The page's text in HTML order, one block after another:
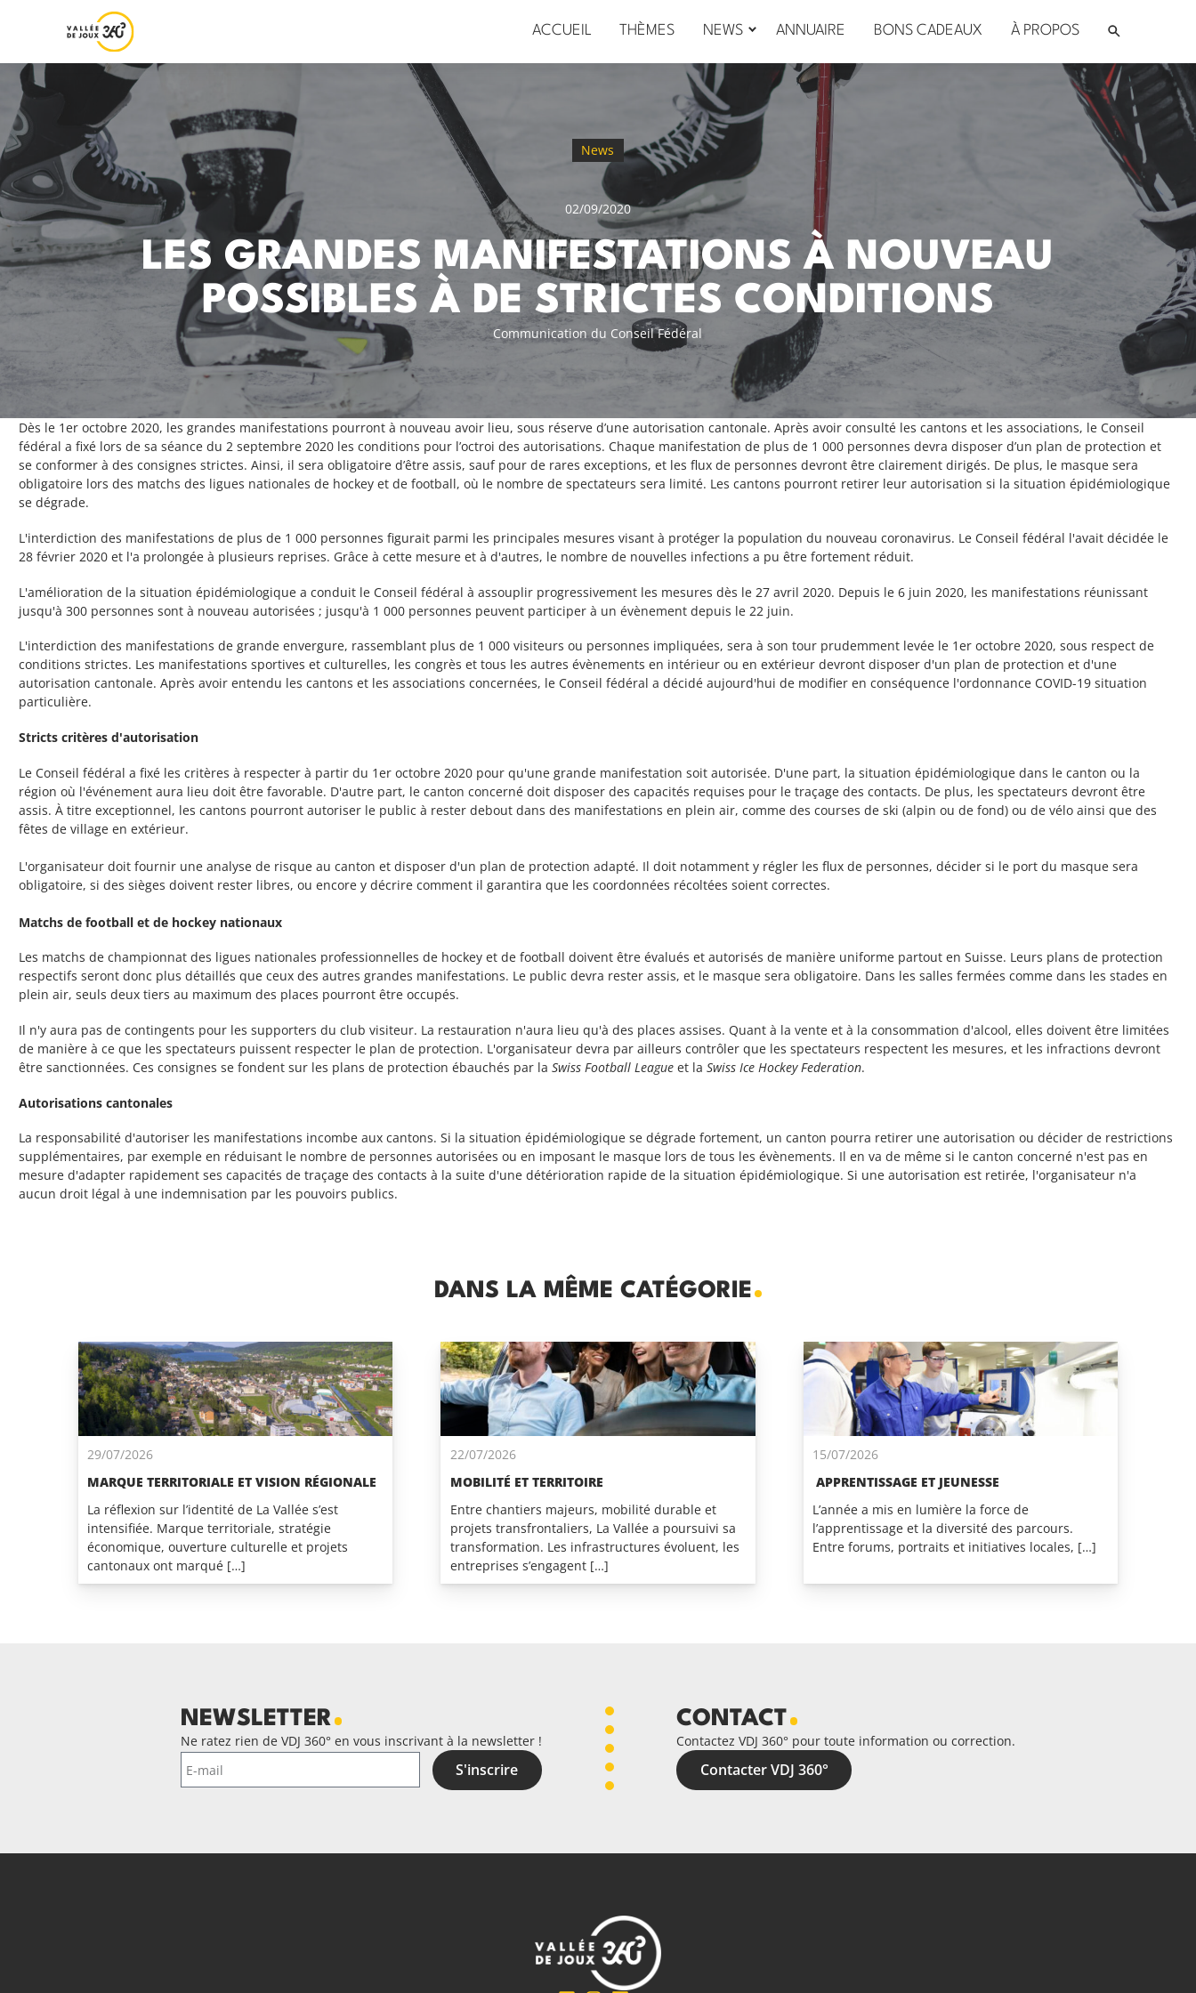
ACCUEIL THÈMES NEWS ANNUAIRE BONS CADEAUX À PROPOS
News
02/09/2020
LES GRANDES MANIFESTATIONS À NOUVEAU
POSSIBLES À DE STRICTES CONDITIONS
Communication du Conseil Fédéral
Dès le 1er octobre 2020, les grandes manifestations pourront à nouveau avoir lieu, sous réserve d’une autorisation cantonale. Après avoir consulté les cantons et les associations, le Conseil
fédéral a fixé lors de sa séance du 2 septembre 2020 les conditions pour l’octroi des autorisations. Chaque manifestation de plus de 1 000 personnes devra disposer d’un plan de protection et
se conformer à des consignes strictes. Ainsi, il sera obligatoire d’être assis, sauf pour de rares exceptions, et les flux de personnes devront être clairement dirigés. De plus, le masque sera
obligatoire lors des matchs des ligues nationales de hockey et de football, où le nombre de spectateurs sera limité. Les cantons pourront retirer leur autorisation si la situation épidémiologique
se dégrade.
L'interdiction des manifestations de plus de 1 000 personnes figurait parmi les principales mesures visant à protéger la population du nouveau coronavirus. Le Conseil fédéral l'avait décidée le
28 février 2020 et l'a prolongée à plusieurs reprises. Grâce à cette mesure et à d'autres, le nombre de nouvelles infections a pu être fortement réduit.
L'amélioration de la situation épidémiologique a conduit le Conseil fédéral à assouplir progressivement les mesures dès le 27 avril 2020. Depuis le 6 juin 2020, les manifestations réunissant
jusqu'à 300 personnes sont à nouveau autorisées ; jusqu'à 1 000 personnes peuvent participer à un évènement depuis le 22 juin.
L'interdiction des manifestations de grande envergure, rassemblant plus de 1 000 visiteurs ou personnes impliquées, sera à son tour prudemment levée le 1er octobre 2020, sous respect de
conditions strictes. Les manifestations sportives et culturelles, les congrès et tous les autres évènements en intérieur ou en extérieur devront disposer d'un plan de protection et d'une
autorisation cantonale. Après avoir entendu les cantons et les associations concernées, le Conseil fédéral a décidé aujourd'hui de modifier en conséquence l'ordonnance COVID-19 situation
particulière.
Stricts critères d'autorisation
Le Conseil fédéral a fixé les critères à respecter à partir du 1er octobre 2020 pour qu'une grande manifestation soit autorisée. D'une part, la situation épidémiologique dans le canton ou la
région où l'événement aura lieu doit être favorable. D'autre part, le canton concerné doit disposer des capacités requises pour le traçage des contacts. De plus, les spectateurs devront être
assis. À titre exceptionnel, les cantons pourront autoriser le public à rester debout dans des manifestations en plein air, comme des courses de ski (alpin ou de fond) ou de vélo ainsi que des
fêtes de village en extérieur.
L'organisateur doit fournir une analyse de risque au canton et disposer d'un plan de protection adapté. Il doit notamment y régler les flux de personnes, décider si le port du masque sera
obligatoire, si des sièges doivent rester libres, ou encore y décrire comment il garantira que les coordonnées récoltées soient correctes.
Matchs de football et de hockey nationaux
Les matchs de championnat des ligues nationales professionnelles de hockey et de football doivent être évalués et autorisés de manière uniforme partout en Suisse. Leurs plans de protection
respectifs seront donc plus détaillés que ceux des autres grandes manifestations. Le public devra rester assis, et le masque sera obligatoire. Dans les salles fermées comme dans les stades en
plein air, seuls deux tiers au maximum des places pourront être occupés.
Il n'y aura pas de contingents pour les supporters du club visiteur. La restauration n'aura lieu qu'à des places assises. Quant à la vente et à la consommation d'alcool, elles doivent être limitées
de manière à ce que les spectateurs puissent respecter le plan de protection. L'organisateur devra par ailleurs contrôler que les spectateurs respectent les mesures, et les infractions devront
être sanctionnées. Ces consignes se fondent sur les plans de protection ébauchés par laSwiss Football League et laSwiss Ice Hockey Federation.
Autorisations cantonales
La responsabilité d'autoriser les manifestations incombe aux cantons. Si la situation épidémiologique se dégrade fortement, un canton pourra retirer une autorisation ou décider de restrictions
supplémentaires, par exemple en réduisant le nombre de personnes autorisées ou en imposant le masque lors de tous les évènements. Il en va de même si le canton concerné n'est pas en
mesure d'adapter rapidement ses capacités de traçage des contacts à la suite d'une détérioration rapide de la situation épidémiologique. Si une autorisation est retirée, l'organisateur n'a
aucun droit légal à une indemnisation par les pouvoirs publics.
DANS LA MÊME CATÉGORIE
29/07/2026
MARQUE TERRITORIALE ET VISION RÉGIONALE
La réflexion sur l’identité de La Vallée s’est
intensifiée. Marque territoriale, stratégie
économique, ouverture culturelle et projets
cantonaux ont marqué […]
22/07/2026
MOBILITÉ ET TERRITOIRE
Entre chantiers majeurs, mobilité durable et
projets transfrontaliers, La Vallée a poursuivi sa
transformation. Les infrastructures évoluent, les
entreprises s’engagent […]
15/07/2026
APPRENTISSAGE ET JEUNESSE
L’année a mis en lumière la force de
l’apprentissage et la diversité des parcours.
Entre forums, portraits et initiatives locales, […]
NEWSLETTER
Ne ratez rien de VDJ 360° en vous inscrivant à la newsletter !
S'inscrire
CONTACT
Contactez VDJ 360° pour toute information ou correction.
Contacter VDJ 360°